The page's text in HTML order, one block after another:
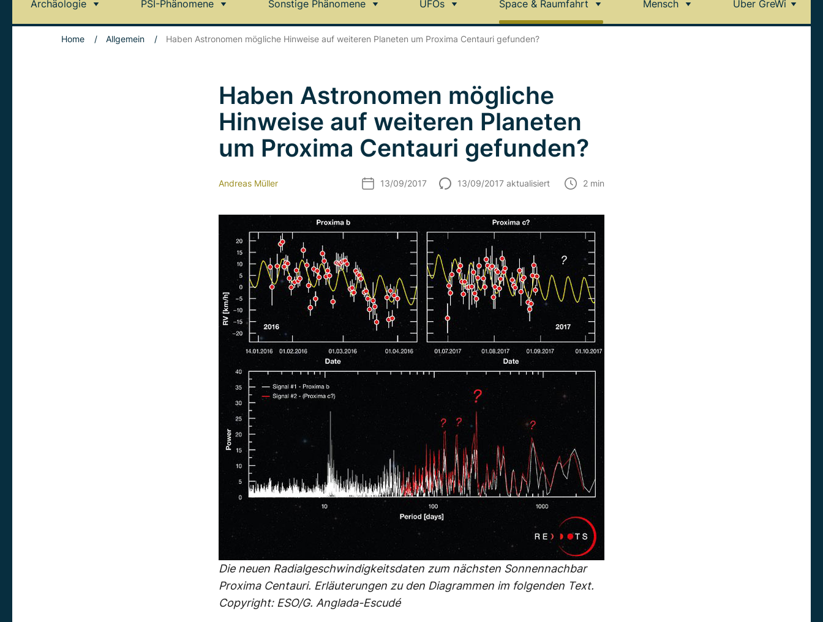
Archäologie PSI-Phänomene Sonstige Phänomene UFOs Space & Raumfahrt Mensch Über GreWi
Home / Allgemein / Haben Astronomen mögliche Hinweise auf weiteren Planeten um Proxima Centauri gefunden?
Haben Astronomen mögliche
Hinweise auf weiteren Planeten
um Proxima Centauri gefunden?
Andreas Müller 13/09/2017 13/09/2017 aktualisiert 2 min
Die neuen Radialgeschwindigkeitsdaten zum nächsten Sonnennachbar
Proxima Centauri. Erläuterungen zu den Diagrammen im folgenden Text.
Copyright: ESO/G. Anglada-Escudé